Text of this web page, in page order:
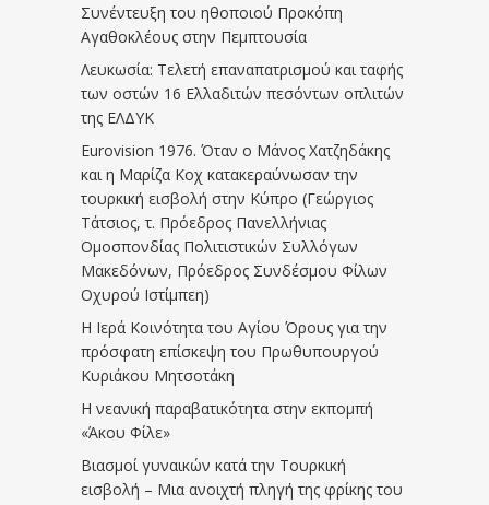
Συνέντευξη του ηθοποιού Προκόπη
Αγαθοκλέους στην Πεμπτουσία
Λευκωσία: Τελετή επαναπατρισμού και ταφής
των οστών 16 Ελλαδιτών πεσόντων οπλιτών
της ΕΛΔΥΚ
Eurovision 1976. Όταν ο Μάνος Χατζηδάκης
και η Μαρίζα Κοχ κατακεραύνωσαν την
τουρκική εισβολή στην Κύπρο (Γεώργιος
Τάτσιος, τ. Πρόεδρος Πανελλήνιας
Ομοσπονδίας Πολιτιστικών Συλλόγων
Μακεδόνων, Πρόεδρος Συνδέσμου Φίλων
Οχυρού Ιστίμπεη)
Η Ιερά Κοινότητα του Αγίου Όρους για την
πρόσφατη επίσκεψη του Πρωθυπουργού
Κυριάκου Μητσοτάκη
Η νεανική παραβατικότητα στην εκπομπή
«Άκου Φίλε»
Βιασμοί γυναικών κατά την Τουρκική
εισβολή – Μια ανοιχτή πληγή της φρίκης του